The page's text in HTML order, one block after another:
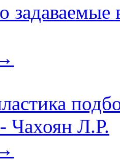
Чахоян Л.Р.